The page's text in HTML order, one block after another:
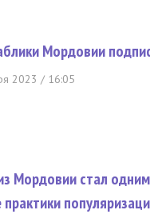
Мордовии
2023 / 16:05
Мордовии стал